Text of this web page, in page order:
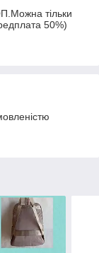
тільки
50%)